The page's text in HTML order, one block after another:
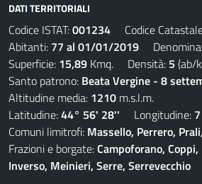
DATI TERRITORIALI
Codice ISTAT:001234 Codice
Abitanti: 77 al 01/01/2019
Superficie: 15,89 Kmq. Densità: 5 (ab/
Santo patrono: Beata Vergine - 8
Altitudine media: 1210 m.s.l.m.
Latitudine:44° 56' 28'' Longitudine:
Comuni limitrofi: Massello, Perrero,
Frazioni e borgate:Campoforano,
Inverso, Meinieri, Serre, Serrevecchio